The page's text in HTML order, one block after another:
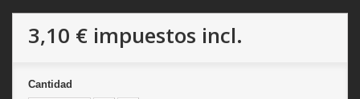
3,10 € impuestos incl.
Cantidad